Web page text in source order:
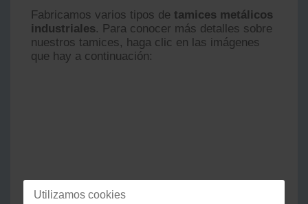
Fabricamos varios tipos de tamices metálicos
industriales. Para conocer más detalles sobre
nuestros tamices, haga clic en las imágenes
que hay a continuación:
Utilizamos cookies